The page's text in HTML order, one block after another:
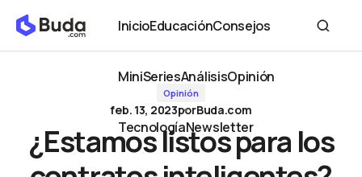
Inicio
Inicio
Educación
Educación
Consejos
Consejos
MiniSeries
MiniSeries
Análisis
Análisis
Opinión
Tecnología
Tecnología
Newsletter
Newsletter
¿Estamos listos para los contratos inteligentes?
Opinión
feb. 13, 2023porBuda.com
¿Estamos listos para los